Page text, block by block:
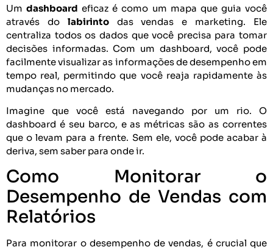
Umdashboard eficaz é como um mapa que guia você
através do labirintodas vendas e marketing. Ele
centraliza todos os dados que você precisa para tomar
decisões informadas. Com um dashboard, você pode
facilmente visualizar as informações de desempenho em
tempo real, permitindo que você reaja rapidamente às
mudanças no mercado.
Imagine que você está navegando por um rio. O
dashboard é seu barco, e as métricas são as correntes
que o levam para a frente. Sem ele, você pode acabar à
deriva, sem saber para onde ir.
Como Monitorar o
Desempenho de Vendas com
Relatórios
Para monitorar o desempenho de vendas, é crucial que